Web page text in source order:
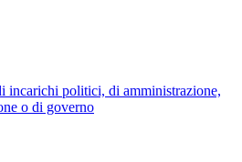
incarichi politici, di amministrazione,
o di governo